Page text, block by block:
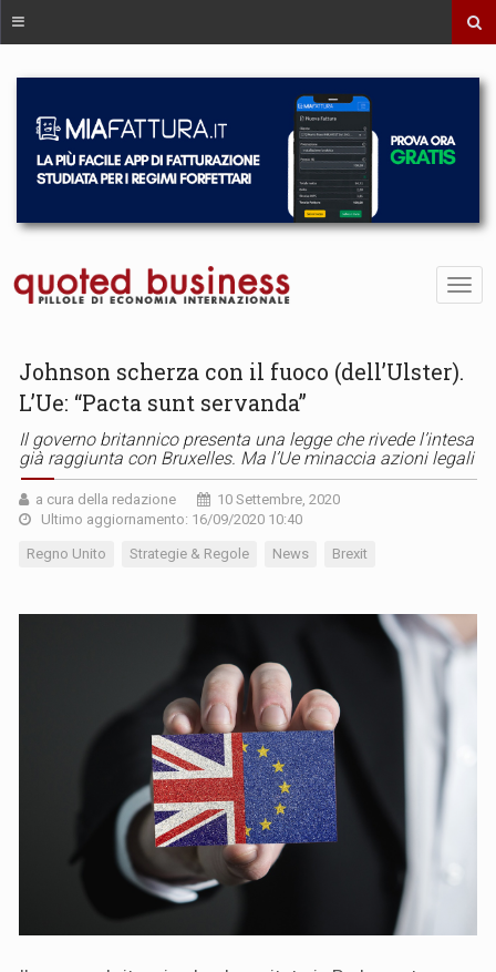
Johnson scherza con il fuoco (dell’Ulster).
L’Ue: “Pacta sunt servanda”
Il governo britannico presenta una legge che rivede l’intesa
già raggiunta con Bruxelles. Ma l’Ue minaccia azioni legali
a cura della redazione
10 Settembre, 2020
Ultimo aggiornamento: 16/09/2020 10:40
Regno Unito Strategie & Regole News Brexit